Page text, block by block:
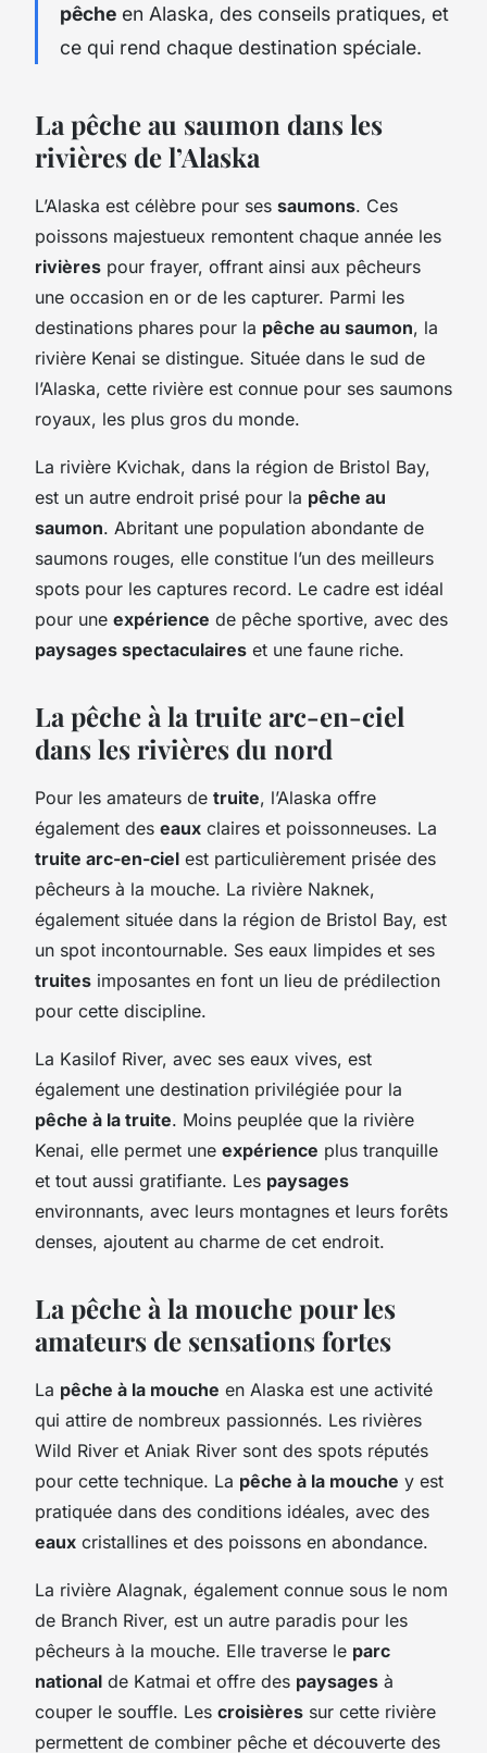
pêche en Alaska, des conseils pratiques, et
ce qui rend chaque destination spéciale.
La pêche au saumon dans les
rivières de l’Alaska
L’Alaska est célèbre pour ses saumons. Ces
poissons majestueux remontent chaque année les
rivières pour frayer, offrant ainsi aux pêcheurs
une occasion en or de les capturer. Parmi les
destinations phares pour la pêche au saumon, la
rivière Kenai se distingue. Située dans le sud de
l’Alaska, cette rivière est connue pour ses saumons
royaux, les plus gros du monde.
La rivière Kvichak, dans la région de Bristol Bay,
est un autre endroit prisé pour la pêche au
saumon. Abritant une population abondante de
saumons rouges, elle constitue l’un des meilleurs
spots pour les captures record. Le cadre est idéal
pour une expérience de pêche sportive, avec des
paysages spectaculaires et une faune riche.
La pêche à la truite arc-en-ciel
dans les rivières du nord
Pour les amateurs de truite, l’Alaska offre
également des eaux claires et poissonneuses. La
truite arc-en-ciel est particulièrement prisée des
pêcheurs à la mouche. La rivière Naknek,
également située dans la région de Bristol Bay, est
un spot incontournable. Ses eaux limpides et ses
truites imposantes en font un lieu de prédilection
pour cette discipline.
La Kasilof River, avec ses eaux vives, est
également une destination privilégiée pour la
pêche à la truite. Moins peuplée que la rivière
Kenai, elle permet une expérience plus tranquille
et tout aussi gratifiante. Les paysages
environnants, avec leurs montagnes et leurs forêts
denses, ajoutent au charme de cet endroit.
La pêche à la mouche pour les
amateurs de sensations fortes
La pêche à la mouche en Alaska est une activité
qui attire de nombreux passionnés. Les rivières
Wild River et Aniak River sont des spots réputés
pour cette technique. La pêche à la mouche y est
pratiquée dans des conditions idéales, avec des
eaux cristallines et des poissons en abondance.
La rivière Alagnak, également connue sous le nom
de Branch River, est un autre paradis pour les
pêcheurs à la mouche. Elle traverse le parc
national de Katmai et offre des paysages à
couper le souffle. Les croisières sur cette rivière
permettent de combiner pêche et découverte des